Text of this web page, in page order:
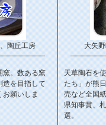
陶丘工房
窯。数ある窯
造を目指して
お願いしま
大矢
天草陶石を
たち」が熊
売など全国
県知事賞、
選。